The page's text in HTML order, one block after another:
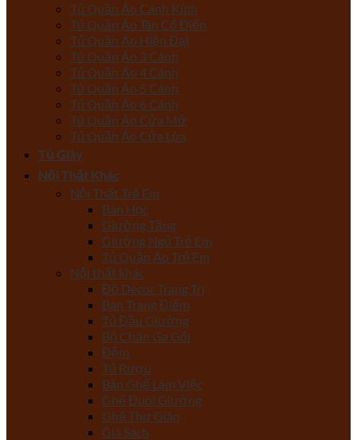
Tủ Quần Áo Cánh Kính
Tủ Quần Áo Tân Cổ Điển
Tủ Quần Áo Hiện Đại
Tủ Quần Áo 3 Cánh
Tủ Quần Áo 4 Cánh
Tủ Quần Áo 5 Cánh
Tủ Quần Áo 6 Cánh
Tủ Quần Áo Cửa Mở
Tủ Quần Áo Cửa Lùa
Tủ Giày
Nội Thất Khác
Nội Thất Trẻ Em
Bàn Học
Giường Tầng
Giường Ngủ Trẻ Em
Tủ Quần Áo Trẻ Em
Nội thất khác
Đồ Decor Trang Trí
Bàn Trang Điểm
Tủ Đầu Giường
Bộ Chăn Ga Gối
Đệm
Tủ Rượu
Bàn Ghế Làm Việc
Ghế Đuôi Giường
Ghế Thư Giãn
Giá Sách